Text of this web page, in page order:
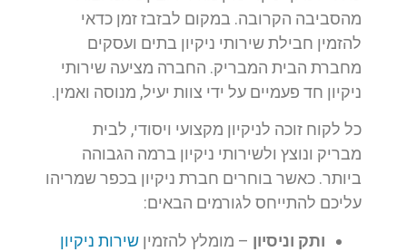
מהסביבה הקרובה. במקום לבזבז זמן כדאי
להזמין חבילת שירותי ניקיון בתים ועסקים
מחברת הבית המבריק. החברה מציעה שירותי
ניקיון חד פעמיים על ידי צוות יעיל, מנוסה ואמין.
כל לקוח זוכה לניקיון מקצועי ויסודי, לבית
מבריק ונוצץ ולשירותי ניקיון ברמה הגבוהה
ביותר. כאשר בוחרים חברת ניקיון בכפר שמריהו
עליכם להתייחס לגורמים הבאים:
ותק וניסיון – מומלץ להזמין שירות ניקיון